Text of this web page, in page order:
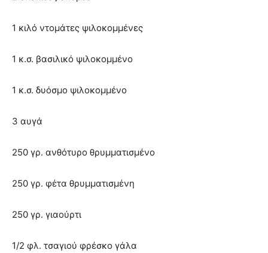
1 κιλό ντομάτες ψιλοκοµµένες
1 κ.σ. βασιλικό ψιλοκοµµένο
1 κ.σ. δυόσμο ψιλοκοµµένο
3 αυγά
250 γρ. ανθότυρο θρυµµατισµένο
250 γρ. φέτα θρυµµατισµένη
250 γρ. γιαούρτι
1/2 φλ. τσαγιού φρέσκο γάλα